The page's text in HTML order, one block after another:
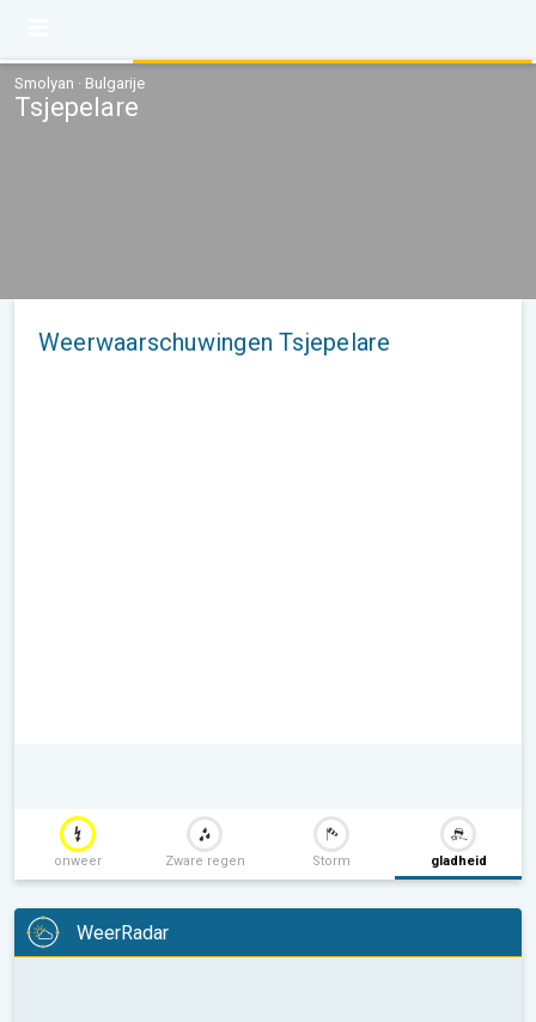
Smolyan · Bulgarije
Tsjepelare
Weerwaarschuwingen Tsjepelare
onweer Zware regen Storm gladheid
WeerRadar